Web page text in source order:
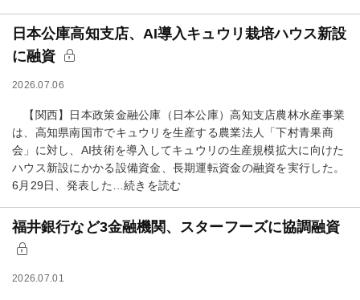
日本公庫高知支店、AI導入キュウリ栽培ハウス新設
に融資
2026.07.06
【関西】日本政策金融公庫（日本公庫）高知支店農林水産事業
は、高知県南国市でキュウリを生産する農業法人「下村青果商
会」に対し、AI技術を導入してキュウリの生産規模拡大に向けた
ハウス新設にかかる設備資金、長期運転資金の融資を実行した。
6月29日、発表した…続きを読む
福井銀行など3金融機関、スターフーズに協調融資
2026.07.01